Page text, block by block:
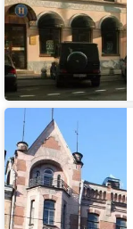
Гостиница
Shelfort